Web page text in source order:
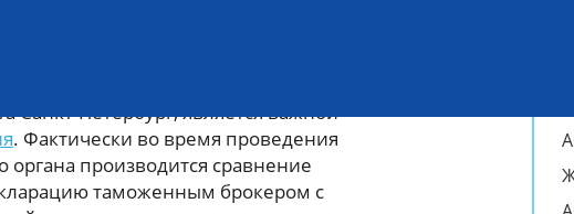
досмотр
Петербург, является важной
. Фактически во время проведения
производится сравнение
таможенным брокером с